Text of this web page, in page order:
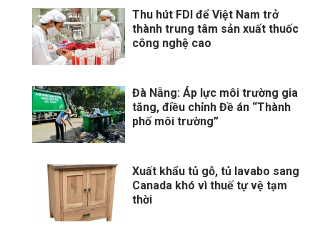
Thu hút FDI để Việt Nam trở
thành trung tâm sản xuất thuốc
công nghệ cao
Đà Nẵng: Áp lực môi trường gia
tăng, điều chỉnh Đề án “Thành
phố môi trường”
Xuất khẩu tủ gỗ, tủ lavabo sang
Canada khó vì thuế tự vệ tạm
thời